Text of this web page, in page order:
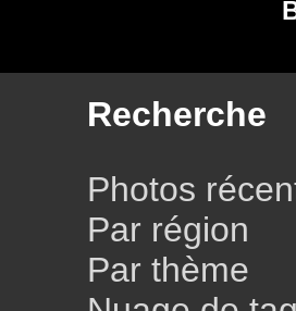
Recherche
Photos
Par région
Par thème